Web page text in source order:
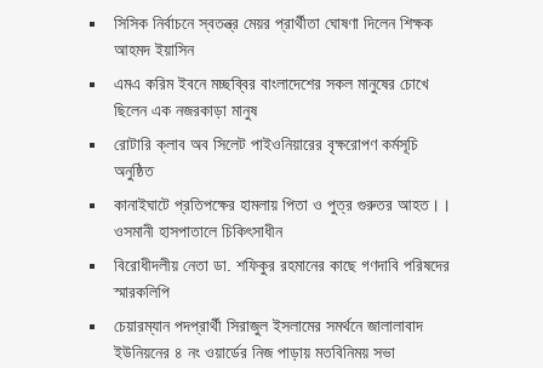
সিসিক নির্বাচনে স্বতন্ত্র মেয়র প্রার্থীতা ঘোষণা দিলেন শিক্ষক
আহমদ ইয়াসিন
এমএ করিম ইবনে মচ্ছব্বির বাংলাদেশের সকল মানুষের চোখে
ছিলেন এক নজরকাড়া মানুষ ‎
রোটারি ক্লাব অব সিলেট পাইওনিয়ারের বৃক্ষরোপণ কর্মসূচি
অনুষ্ঠিত
কানাইঘাটে প্রতিপক্ষের হামলায় পিতা ও পুত্র গুরুতর আহত।।
ওসমানী হাসপাতালে চিকিৎসাধীন
বিরোধীদলীয় নেতা ডা. শফিকুর রহমানের কাছে গণদাবি পরিষদের
স্মারকলিপি ‎
চেয়ারম্যান পদপ্রার্থী সিরাজুল ইসলামের সমর্থনে জালালাবাদ
ইউনিয়নের ৪ নং ওয়ার্ডের নিজ পাড়ায় মতবিনিময় সভা